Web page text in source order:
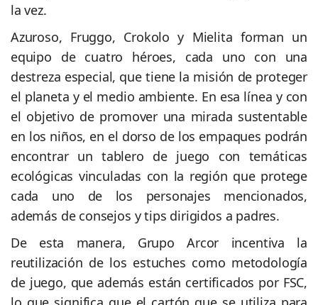
la vez.
Azuroso, Fruggo, Crokolo y Mielita forman un
equipo de cuatro héroes, cada uno con una
destreza especial, que tiene la misión de proteger
el planeta y el medio ambiente. En esa línea y con
el objetivo de promover una mirada sustentable
en los niños, en el dorso de los empaques podrán
encontrar un tablero de juego con temáticas
ecológicas vinculadas con la región que protege
cada uno de los personajes mencionados,
además de consejos y tips dirigidos a padres.
De esta manera, Grupo Arcor incentiva la
reutilización de los estuches como metodología
de juego, que además están certificados por FSC,